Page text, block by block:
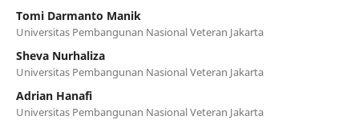
Tomi Darmanto Manik
Universitas Pembangunan Nasional Veteran Jakarta
Sheva Nurhaliza
Universitas Pembangunan Nasional Veteran Jakarta
Adrian Hanafi
Universitas Pembangunan Nasional Veteran Jakarta